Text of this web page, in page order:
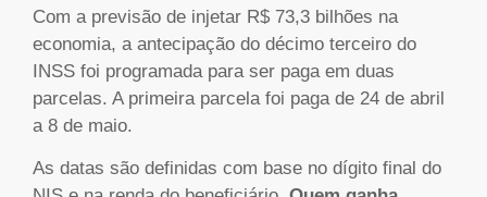
Com a previsão de injetar R$ 73,3 bilhões na
economia, a antecipação do décimo terceiro do
INSS foi programada para ser paga em duas
parcelas. A primeira parcela foi paga de 24 de abril
a 8 de maio.
As datas são definidas com base no dígito final do